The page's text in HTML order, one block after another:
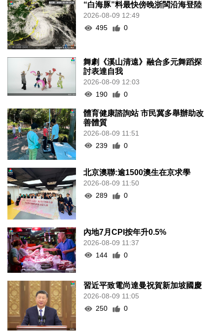
“白海豚”料最快傍晚浙閩沿海登陸
2026-08-09 12:49
495
0
舞劇《溪山清遠》融合多元舞蹈探
討表達自我
2026-08-09 12:03
190
0
體育健康諮詢站 市民冀多舉辦助改
善體質
2026-08-09 11:51
239
0
北京澳聯:逾1500澳生在京求學
2026-08-09 11:50
289
0
內地7月CPI按年升0.5%
2026-08-09 11:37
144
0
習近平致電尚達曼祝賀新加坡國慶
2026-08-09 11:05
250
0